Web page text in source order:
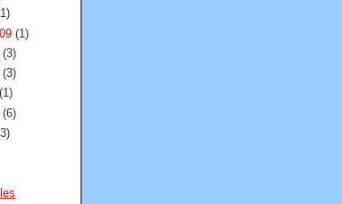
(1)
(3)
(3)
(1)
(6)